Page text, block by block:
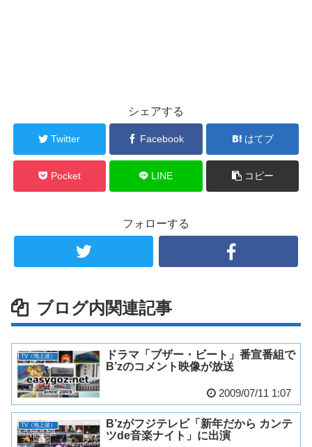
シェアする
Twitter Facebook はてブ
Pocket LINE コピー
フォローする
ブログ内関連記事
TV（地上波）
ドラマ「ブザー・ビート」番宣番組で
B’zのコメント映像が放送
2009/07/11 1:07
TV（地上波）
B’zがフジテレビ「新年だから カンテ
ツde音楽ナイト」に出演